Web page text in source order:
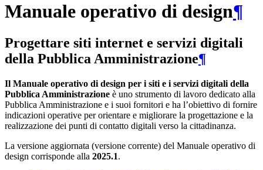
Manuale operativo di design¶
Progettare siti internet e servizi digitali
della Pubblica Amministrazione¶
Il Manuale operativo di design per i siti e i servizi digitali della
Pubblica Amministrazione è uno strumento di lavoro dedicato alla
Pubblica Amministrazione e i suoi fornitori e ha l’obiettivo di fornire
indicazioni operative per orientare e migliorare la progettazione e la
realizzazione dei punti di contatto digitali verso la cittadinanza.
La versione aggiornata (versione corrente) del Manuale operativo di
design corrisponde alla 2025.1.